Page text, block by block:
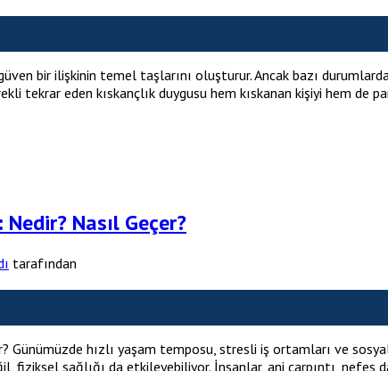
güven bir ilişkinin temel taşlarını oluşturur. Ancak bazı
tekrar eden kıskançlık duygusu hem kıskanan kişiyi hem de
Nasıl Geçer?
tarafından
Günümüzde hızlı yaşam temposu, stresli iş ortamları ve
fiziksel sağlığı da etkileyebiliyor. İnsanlar, ani çarpıntı,